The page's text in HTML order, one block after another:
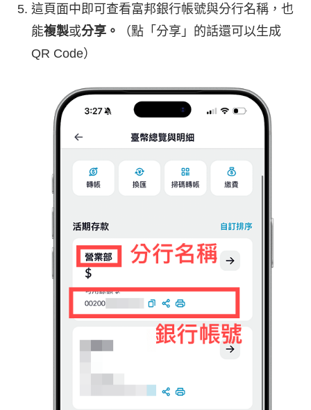
這頁面中即可查看富邦銀行帳號與分行名稱，也
能複製或分享。
（點「分享」的話還可以生成
QR Code）